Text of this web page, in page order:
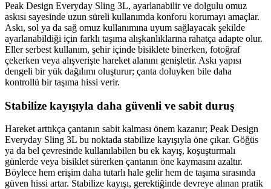
Peak Design Everyday Sling 3L, ayarlanabilir ve dolgulu omuz
askısı sayesinde uzun süreli kullanımda konforu korumayı amaçlar.
Askı, sol ya da sağ omuz kullanımına uyum sağlayacak şekilde
ayarlanabildiği için farklı taşıma alışkanlıklarına rahatça adapte olur.
Eller serbest kullanım, şehir içinde bisiklete binerken, fotoğraf
çekerken veya alışverişte hareket alanını genişletir. Askı yapısı
dengeli bir yük dağılımı oluşturur; çanta doluyken bile daha
kontrollü bir taşıma hissi verir.
Stabilize kayışıyla daha güvenli ve sabit duruş
Hareket arttıkça çantanın sabit kalması önem kazanır; Peak Design
Everyday Sling 3L bu noktada stabilize kayışıyla öne çıkar. Göğüs
ya da bel çevresinde kullanılabilen bu ek kayış, koşuşturmalı
günlerde veya bisiklet sürerken çantanın öne kaymasını azaltır.
Böylece hem erişim daha tutarlı hale gelir hem de taşıma sırasında
güven hissi artar. Stabilize kayışı, gerektiğinde devreye alınan pratik